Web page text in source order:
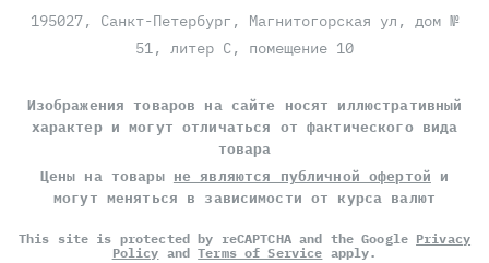
195027, Санкт-Петербург, Магнитогорская ул, дом №
51, литер С, помещение 10
Изображения товаров на сайте носят иллюстративный
характер и могут отличаться от фактического вида
товара
Цены на товары не являются публичной офертой и
могут меняться в зависимости от курса валют
This site is protected by reCAPTCHA and the Google Privacy
Policy andTerms of Service apply.